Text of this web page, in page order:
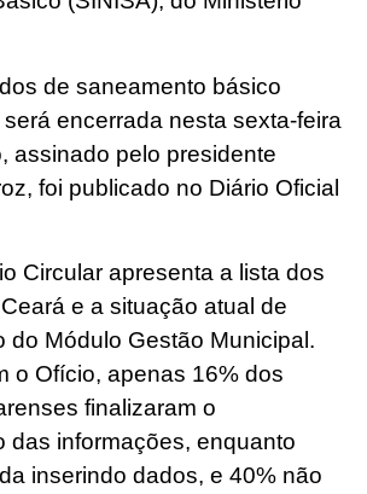
de saneamento básico
encerrada nesta sexta-feira
assinado pelo presidente
foi publicado no Diário Oficial
Circular apresenta a lista dos
e a situação atual de
do Módulo Gestão Municipal.
o Ofício, apenas 16% dos
finalizaram o
das informações, enquanto
inserindo dados, e 40% não